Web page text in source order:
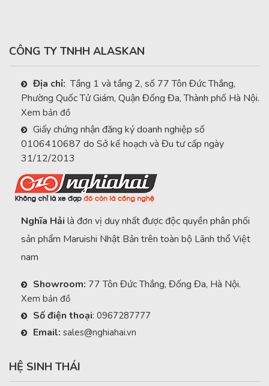
CÔNG TY TNHH ALASKAN
Địa chỉ: Tầng 1 và tầng 2, số 77 Tôn Đức Thắng,
Phường Quốc Tử Giám, Quận Đống Đa, Thành phố Hà Nội.
Xem bản đồ
Giấy chứng nhận đăng ký doanh nghiệp số
0106410687 do Sở kế hoạch và Đu tư cấp ngày
31/12/2013
Nghĩa Hải là đơn vị duy nhất được độc quyền phân phối
sản phẩm Maruishi Nhật Bản trên toàn bộ Lãnh thổ Việt
nam
Showroom: 77 Tôn Đức Thắng, Đống Đa, Hà Nội.
Xem bản đồ
Số điện thoại: 0967287777
Email: sales@nghiahai.vn
HỆ SINH THÁI